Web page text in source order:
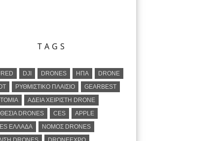
TAGS
DJI DRONES ΗΠΑ
DRONE
ΡΥΘΜΙΣΤΙΚΟ ΠΛΑΙΣΙΟ
GEARBEST
ΑΔΕΙΑ ΧΕΙΡΙΣΤΗ DRONE
DRONES
CES
APPLE
ΕΛΛΑΔΑ
ΝΟΜΟΣ DRONES